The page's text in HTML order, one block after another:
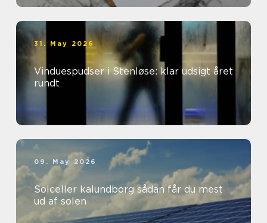
31. May 2026
Vinduespudser i Stenløse: klar udsigt året
rundt
09. May 2026
Solceller kalundborg sådan får du mest
ud af solen